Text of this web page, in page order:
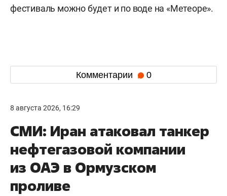
фестиваль можно будет и по воде на «Метеоре».
Комментарии 0
8 августа 2026, 16:29
СМИ: Иран атаковал танкер
нефтегазовой компании
из ОАЭ в Ормузском
проливе